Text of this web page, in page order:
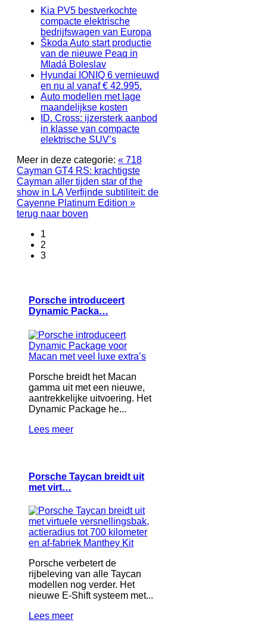
Kia PV5 bestverkochte
compacte elektrische
bedrijfswagen van Europa
Škoda Auto start productie
van de nieuwe Peaq in
Mladá Boleslav
Hyundai IONIQ 6 vernieuwd
en nu al vanaf € 42.995.
Auto modellen met lage
maandelijkse kosten
ID. Cross: ijzersterk aanbod
in klasse van compacte
elektrische SUV’s
Meer in deze categorie: « 718
Cayman GT4 RS: krachtigste
Cayman aller tijden star of the
show in LA Verfijnde subtiliteit: de
Cayenne Platinum Edition »
terug naar boven
1
2
3
Porsche introduceert
Dynamic Packa…
Porsche breidt het Macan
gamma uit met een nieuwe,
aantrekkelijke uitvoering. Het
Dynamic Package he...
Lees meer
Porsche Taycan breidt uit
met virt…
Porsche verbetert de
rijbeleving van alle Taycan
modellen nog verder. Het
nieuwe E-Shift systeem met...
Lees meer